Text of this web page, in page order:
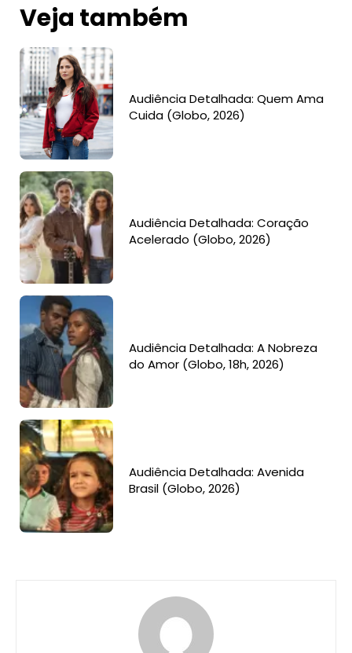
Veja também
Audiência Detalhada: Quem Ama
Cuida (Globo, 2026)
Audiência Detalhada: Coração
Acelerado (Globo, 2026)
Audiência Detalhada: A Nobreza
do Amor (Globo, 18h, 2026)
Audiência Detalhada: Avenida
Brasil (Globo, 2026)